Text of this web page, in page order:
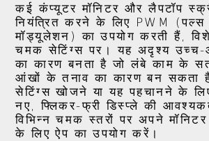
कई कंप्यूटर मॉनिटर और लैपटॉप
नियंत्रित करने के लिए PWM (पल्स
मॉड्यूलेशन) का उपयोग करती हैं,
चमक सेटिंग्स पर। यह अदृश्य उच्च-
का कारण बनता है जो लंबे काम के
आंखों के तनाव का कारण बन सकता
सेटिंग्स खोजने या यह पहचानने के
नए, फ्लिकर-फ्री डिस्प्ले की
विभिन्न चमक स्तरों पर अपने
के लिए ऐप का उपयोग करें।